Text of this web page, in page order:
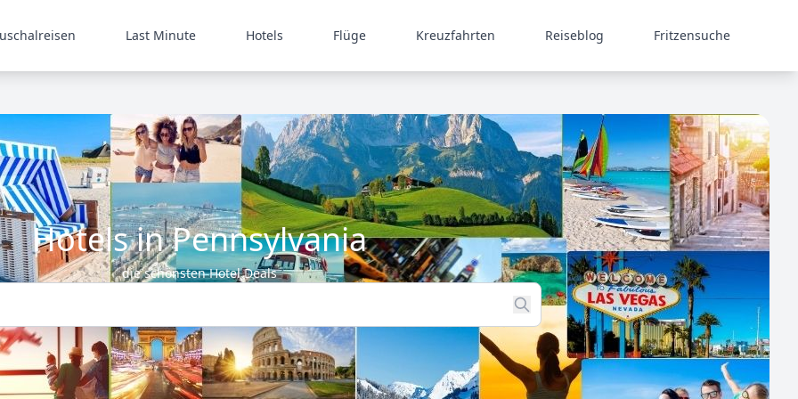
Last Minute Hotels Flüge Kreuzfahrten Reiseblog Fritzensuche
Hotels in Pennsylvania
die schönsten Hotel Deals